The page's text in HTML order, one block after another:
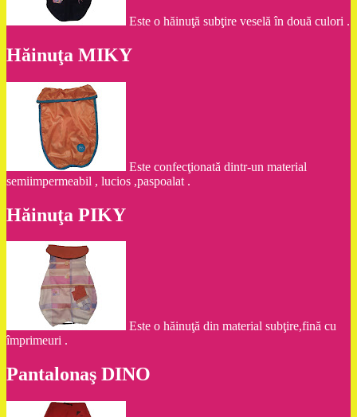
Este o hăinuţă subţire veselă în două culori .
Hăinuţa MIKY
Este confecţionată dintr-un material
semiimpermeabil , lucios ,paspoalat .
Hăinuţa PIKY
Este o hăinuţă din material subţire,fină cu
împrimeuri .
Pantalonaş DINO